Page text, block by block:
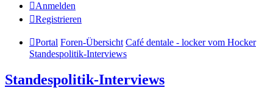
Anmelden
Registrieren
Portal Foren-Übersicht Café dentale - locker vom Hocker
Standespolitik-Interviews
Standespolitik-Interviews